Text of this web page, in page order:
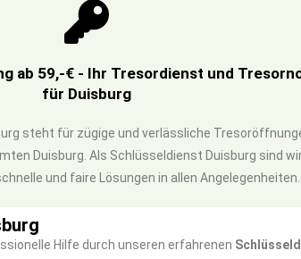
ab 59,-€ - Ihr Tresordienst und
für Duisburg
steht für zügige und verlässliche
Duisburg. Als Schlüsseldienst Duisburg sind
und faire Lösungen in allen Angelegenheiten.
Hilfe durch unseren erfahrenen